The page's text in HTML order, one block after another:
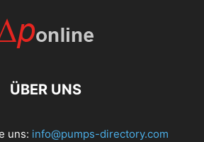
ÜBER UNS
uns: info@pumps-directory.com